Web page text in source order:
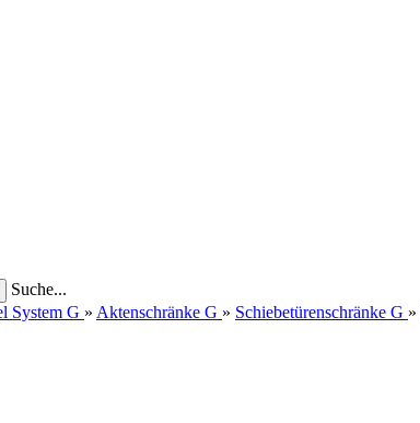
Suche...
System G » Aktenschränke G » Schiebetürenschränke G »